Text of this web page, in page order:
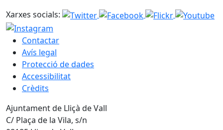
Xarxes socials:
Contactar
Avís legal
Protecció de dades
Accessibilitat
Crèdits
Ajuntament de Lliçà de Vall
C/ Plaça de la Vila, s/n